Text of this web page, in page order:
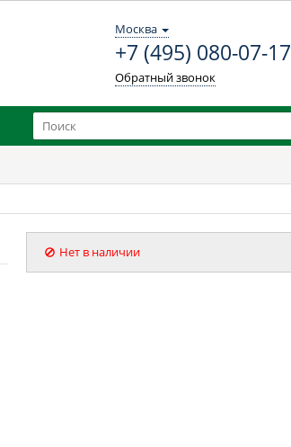
Москва
+7 (495) 080-07-17
Обратный звонок
Нет в наличии